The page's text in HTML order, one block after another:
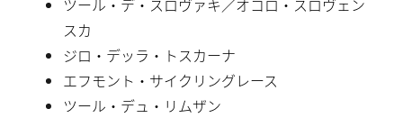
スカ
ジロ・デッラ・トスカーナ
エフモント・サイクリングレース
ツール・デュ・リムザン